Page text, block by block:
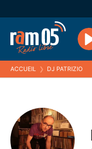
ACCUEIL ❯ DJ PATRIZIO